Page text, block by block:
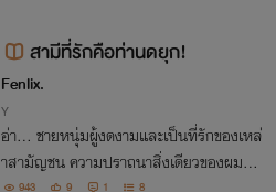
สามีที่รักคือท่านดยุก!
Fenlix.
Y
อ่า... ชายหนุ่มผู้งดงามและเป็นที่รักของเหล่
าสามัญชน ความปราถนาสิ่งเดียวของผมมีเ
943 9 1 8